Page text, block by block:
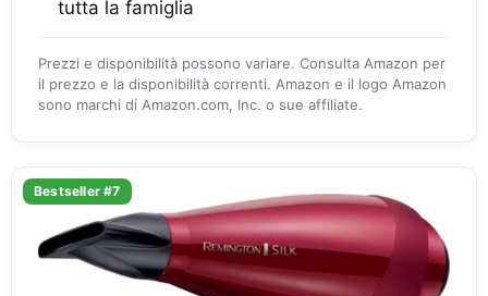
tutta la famiglia
Prezzi e disponibilità possono variare. Consulta Amazon per
il prezzo e la disponibilità correnti. Amazon e il logo Amazon
sono marchi di Amazon.com, Inc. o sue affiliate.
Bestseller #7